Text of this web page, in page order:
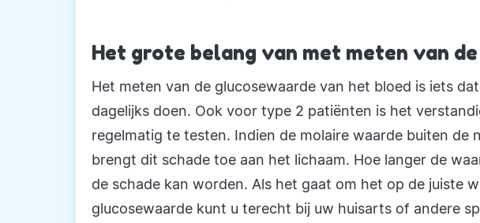
Het grote belang van met meten van
Het meten van de glucosewaarde van het bloed is iets
dagelijks doen. Ook voor type 2 patiënten is het
regelmatig te testen. Indien de molaire waarde buiten de
brengt dit schade toe aan het lichaam. Hoe langer de
de schade kan worden. Als het gaat om het op de juiste
glucosewaarde kunt u terecht bij uw huisarts of andere